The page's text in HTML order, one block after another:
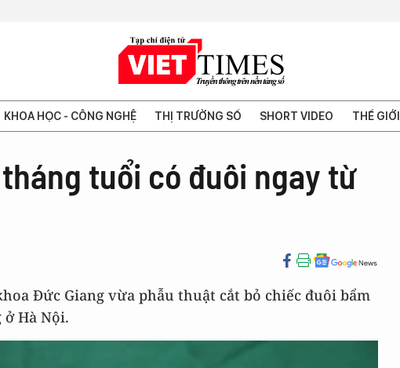
KHOA HỌC - CÔNG NGHỆ THỊ TRƯỜNG SỐ SHORT VIDEO THẾ GIỚI
tuổi có đuôi ngay từ
Đức Giang vừa phẫu thuật cắt bỏ chiếc đuôi bẩm
Hà Nội.